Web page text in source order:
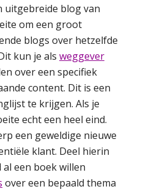
uitgebreide blog van
om een groot
blogs over hetzelfde
kun je als weggever
over een specifiek
content. Dit is een
te krijgen. Als je
echt een heel eind.
een geweldige nieuwe
klant. Deel hierin
een boek willen
over een bepaald thema